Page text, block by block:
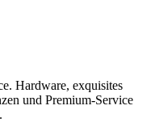
Hardware, exquisites
und Premium-Service